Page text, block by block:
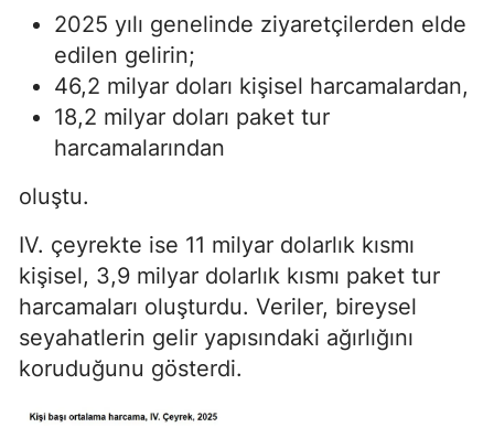
2025 yılı genelinde ziyaretçilerden elde
edilen gelirin;
46,2 milyar doları kişisel harcamalardan,
18,2 milyar doları paket tur
harcamalarından
oluştu.
IV. çeyrekte ise 11 milyar dolarlık kısmı
kişisel, 3,9 milyar dolarlık kısmı paket tur
harcamaları oluşturdu. Veriler, bireysel
seyahatlerin gelir yapısındaki ağırlığını
koruduğunu gösterdi.